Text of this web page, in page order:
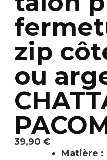
zip
ou
39,90 €
Matière